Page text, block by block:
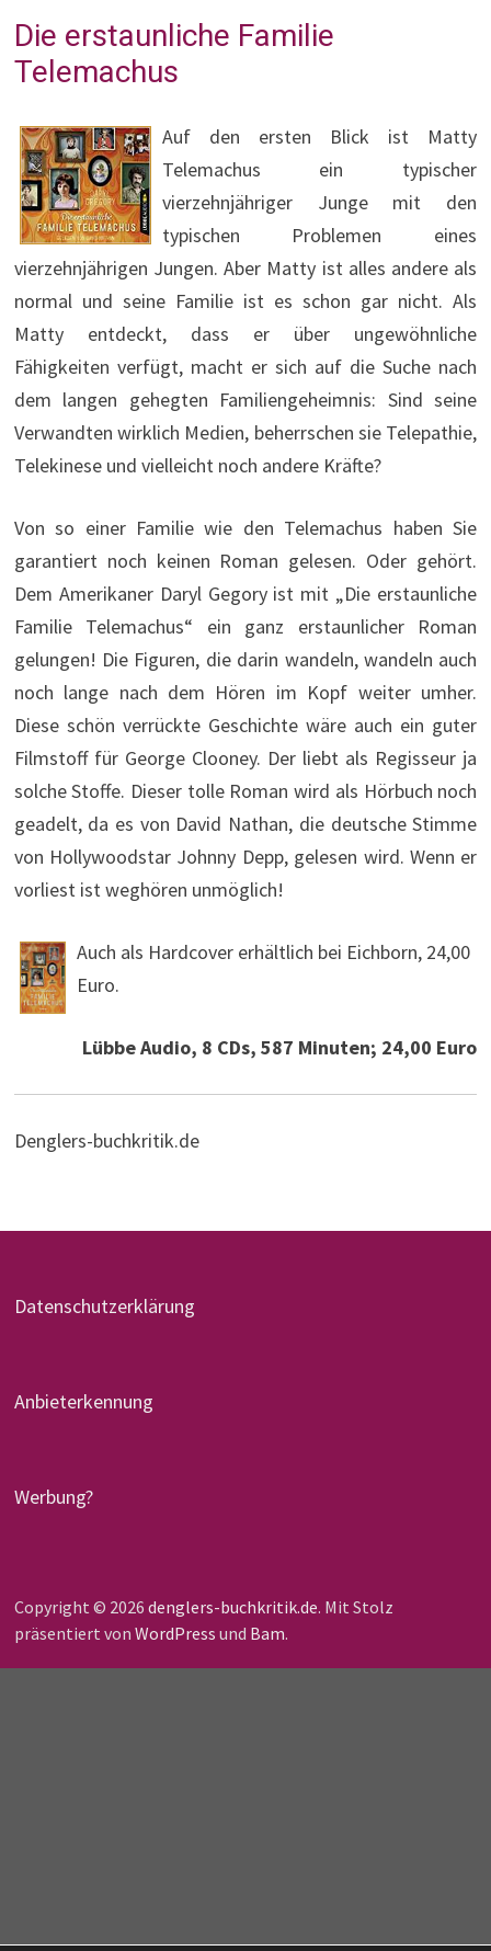
Die erstaunliche Familie
Telemachus
Auf den ersten Blick ist Matty
Telemachus ein typischer
vierzehnjähriger Junge mit den
typischen Problemen eines
vierzehnjährigen Jungen. Aber Matty ist alles andere als
normal und seine Familie ist es schon gar nicht. Als
Matty entdeckt, dass er über ungewöhnliche
Fähigkeiten verfügt, macht er sich auf die Suche nach
dem langen gehegten Familiengeheimnis: Sind seine
Verwandten wirklich Medien, beherrschen sie Telepathie,
Telekinese und vielleicht noch andere Kräfte?
Von so einer Familie wie den Telemachus haben Sie
garantiert noch keinen Roman gelesen. Oder gehört.
Dem Amerikaner Daryl Gegory ist mit „Die erstaunliche
Familie Telemachus“ ein ganz erstaunlicher Roman
gelungen! Die Figuren, die darin wandeln, wandeln auch
noch lange nach dem Hören im Kopf weiter umher.
Diese schön verrückte Geschichte wäre auch ein guter
Filmstoff für George Clooney. Der liebt als Regisseur ja
solche Stoffe. Dieser tolle Roman wird als Hörbuch noch
geadelt, da es von David Nathan, die deutsche Stimme
von Hollywoodstar Johnny Depp, gelesen wird. Wenn er
vorliest ist weghören unmöglich!
Auch als Hardcover erhältlich bei Eichborn, 24,00
Euro.
Lübbe Audio, 8 CDs, 587 Minuten; 24,00 Euro
Denglers-buchkritik.de
Datenschutzerklärung
Anbieterkennung
Werbung?
Copyright © 2026 denglers-buchkritik.de. Mit Stolz
präsentiert von WordPress und Bam.